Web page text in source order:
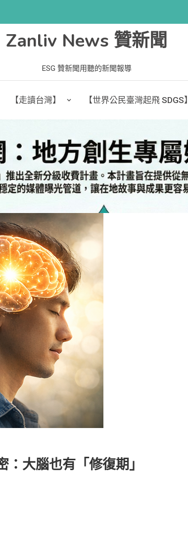
Zanliv News 贊新聞
ESG 贊新聞用聽的新聞報導
【走讀台灣】 【世界公民臺灣起飛 SDGS】
大腦也有「修復期」